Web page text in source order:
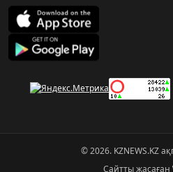
© 2026. KZNEWS.KZ
Сайтты жасаған